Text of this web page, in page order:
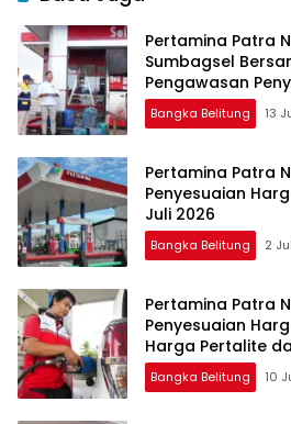
Pertamina Patra
Sumbagsel
Pengawasan
bagi Nelayan
Bangka Belitung 13
Pertamina Patra
Penyesuaian
Juli 2026
Bangka Belitung 2
Pertamina Patra
Penyesuaian
Harga Pertalite
Bangka Belitung 10